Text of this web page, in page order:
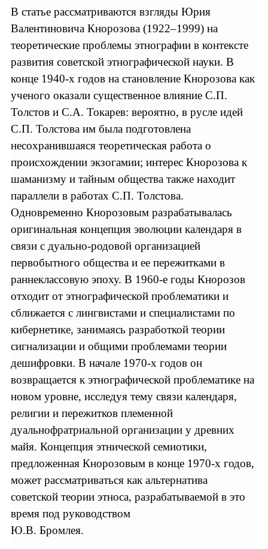
В статье рассматриваются взгляды Юрия
Валентиновича Кнорозова (1922–1999) на
теоретические проблемы этнографии в контексте
развития советской этнографической науки. В
конце 1940-х годов на становление Кнорозова как
ученого оказали существенное влияние С.П.
Толстов и С.А. Токарев: вероятно, в русле идей
С.П. Толстова им была подготовлена
несохранившаяся теоретическая работа о
происхождении экзогамии; интерес Кнорозова к
шаманизму и тайным общества также находит
параллели в работах С.П. Толстова.
Одновременно Кнорозовым разрабатывалась
оригинальная концепция эволюции календаря в
связи с дуально-родовой организацией
первобытного общества и ее пережитками в
раннеклассовую эпоху. В 1960-е годы Кнорозов
отходит от этнографической проблематики и
сближается с лингвистами и специалистами по
кибернетике, занимаясь разработкой теории
сигнализации и общими проблемами теории
дешифровки. В начале 1970-х годов он
возвращается к этнографической проблематике на
новом уровне, исследуя тему связи календаря,
религии и пережитков племенной
дуальнофратриальной организации у древних
майя. Концепция этнической семиотики,
предложенная Кнорозовым в конце 1970-х годов,
может рассматриваться как альтернатива
советской теории этноса, разрабатываемой в это
время под руководством
Ю.В. Бромлея.